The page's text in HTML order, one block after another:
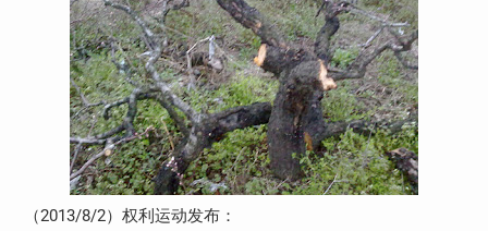
（2013/8/2）权利运动发布：